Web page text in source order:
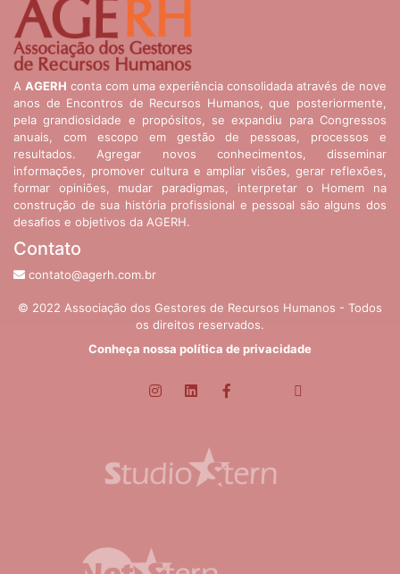
A AGERH conta com uma experiência consolidada através de nove
anos de Encontros de Recursos Humanos, que posteriormente,
pela grandiosidade e propósitos, se expandiu para Congressos
anuais, com escopo em gestão de pessoas, processos e
resultados. Agregar novos conhecimentos, disseminar
informações, promover cultura e ampliar visões, gerar reflexões,
formar opiniões, mudar paradigmas, interpretar o Homem na
construção de sua história profissional e pessoal são alguns dos
desafios e objetivos da AGERH.
Contato
contato@agerh.com.br
© 2022 Associação dos Gestores de Recursos Humanos - Todos
os direitos reservados.
Conheça nossa política de privacidade